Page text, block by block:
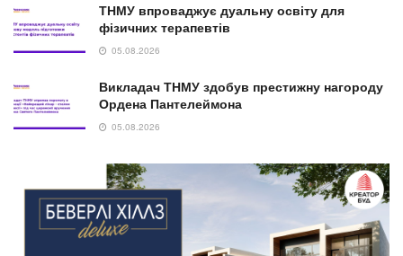
ТНМУ впроваджує дуальну освіту для
фізичних терапевтів
05.08.2026
Викладач ТНМУ здобув престижну нагороду
Ордена Пантелеймона
05.08.2026